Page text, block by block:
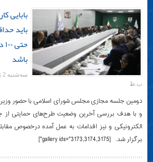
بابایی
باشد
دومین جلسه مجازی مجلس شورای اسلامی با حضور وزیر
و با هدف بررسی آخرین وضعیت طرح‌های حمایتی از
الکترونیکی و نیز اقدامات به عمل آمده درخصوص